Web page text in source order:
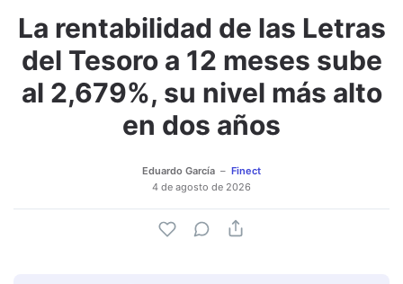
La rentabilidad de las Letras
del Tesoro a 12 meses sube
al 2,679%, su nivel más alto
en dos años
Eduardo García
Finect
4 de agosto de 2026